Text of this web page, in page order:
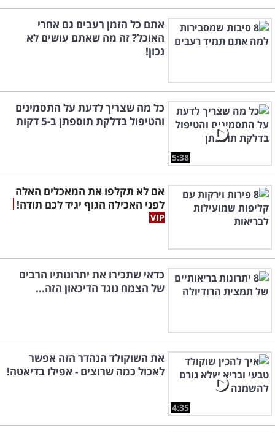
אתם כל הזמן רעבים גם אחרי
האוכל? זה מה שאתם עושים לא
נכון!
5:38
כל מה שצריך לדעת על התסמינים
והטיפול בדלקת תוספתן ב-5 דקות
אם לא תקלפו את המאכלים האלה
לפני האכילה הגוף יגיד לכם תודה!
כדאי שתכירו את יתרונותיו הרבים
של הצמח נוגד הדיכאון הזה...
4:35
את השוקולד הנהדר הזה אפשר
לאכול כמה שרוצים - אפילו בדיאטה!